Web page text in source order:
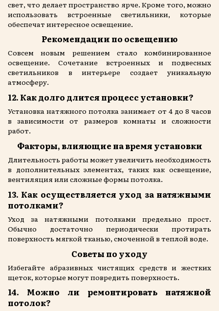
свет, что делает пространство ярче. Кроме того, можно
использовать встроенные светильники, которые
обеспечат интересное освещение.
Рекомендации по освещению
Совсем новым решением стало комбинированное
освещение. Сочетание встроенных и подвесных
светильников в интерьере создает уникальную
атмосферу.
12. Как долго длится процесс установки?
Установка натяжного потолка занимает от 4 до 8 часов
в зависимости от размеров комнаты и сложности
работ.
Факторы, влияющие на время установки
Длительность работы может увеличить необходимость
в дополнительных элементах, таких как освещение,
вентиляция или сложные формы потолка.
13. Как осуществляется уход за натяжными
потолками?
Уход за натяжными потолками предельно прост.
Обычно достаточно периодически протирать
поверхность мягкой тканью, смоченной в теплой воде.
Советы по уходу
Избегайте абразивных чистящих средств и жестких
щеток, которые могут повредить поверхность.
14. Можно ли ремонтировать натяжной
потолок?